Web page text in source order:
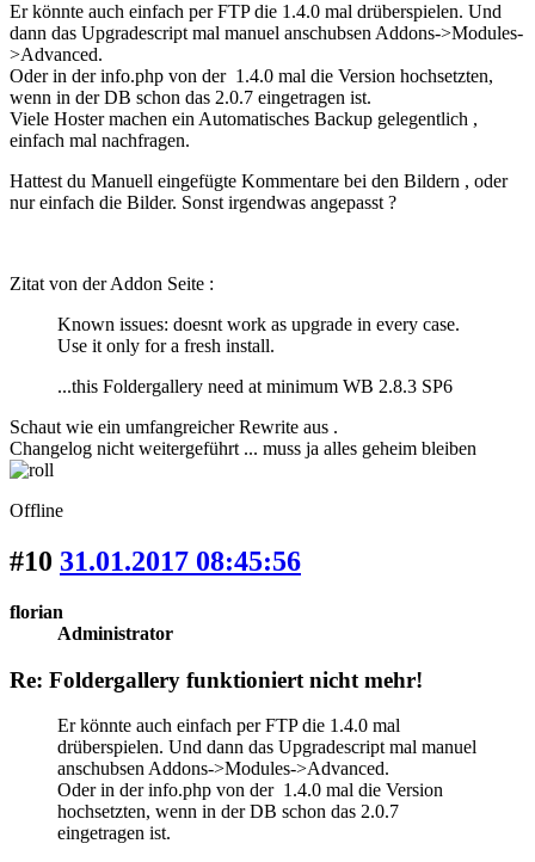
Er könnte auch einfach per FTP die 1.4.0 mal drüberspielen. Und
dann das Upgradescript mal manuel anschubsen Addons->Modules-
>Advanced.
Oder in der info.php von der 1.4.0 mal die Version hochsetzten,
wenn in der DB schon das 2.0.7 eingetragen ist.
Viele Hoster machen ein Automatisches Backup gelegentlich ,
einfach mal nachfragen.
Hattest du Manuell eingefügte Kommentare bei den Bildern , oder
nur einfach die Bilder. Sonst irgendwas angepasst ?
Zitat von der Addon Seite :
Known issues: doesnt work as upgrade in every case.
Use it only for a fresh install.
...this Foldergallery need at minimum WB 2.8.3 SP6
Schaut wie ein umfangreicher Rewrite aus .
Changelog nicht weitergeführt ... muss ja alles geheim bleiben
Offline
#10 31.01.2017 08:45:56
florian
Administrator
Re: Foldergallery funktioniert nicht mehr!
Er könnte auch einfach per FTP die 1.4.0 mal
drüberspielen. Und dann das Upgradescript mal manuel
anschubsen Addons->Modules->Advanced.
Oder in der info.php von der 1.4.0 mal die Version
hochsetzten, wenn in der DB schon das 2.0.7
eingetragen ist.